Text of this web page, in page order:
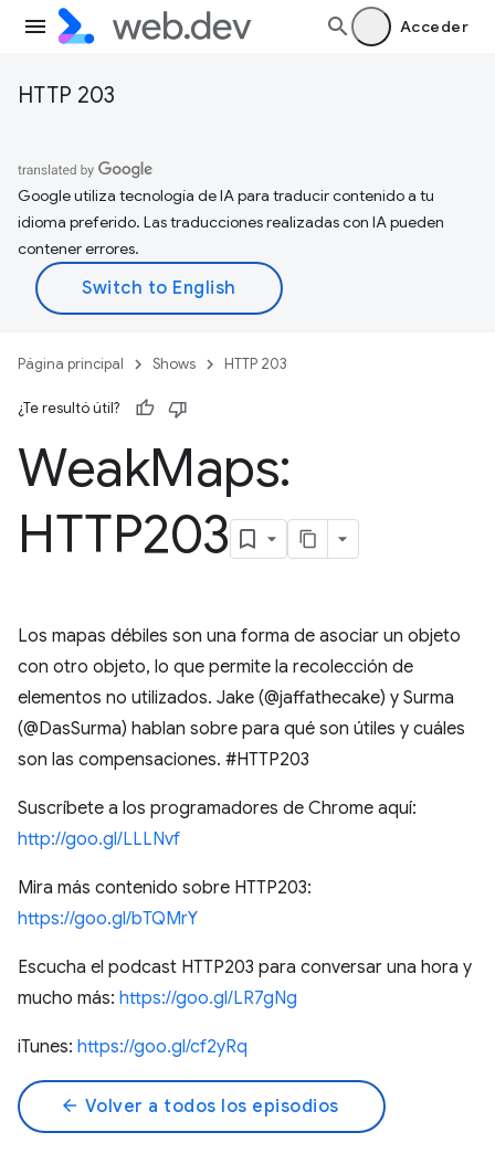
Acceder
HTTP 203
Google utiliza tecnología de IA para traducir contenido a tu
idioma preferido. Las traducciones realizadas con IA pueden
contener errores.
Página principal Shows HTTP 203
¿Te resultó útil?
WeakMaps:
HTTP203
Los mapas débiles son una forma de asociar un objeto
con otro objeto, lo que permite la recolección de
elementos no utilizados. Jake (@jaffathecake) y Surma
(@DasSurma) hablan sobre para qué son útiles y cuáles
son las compensaciones. #HTTP203
Suscríbete a los programadores de Chrome aquí:
http://goo.gl/LLLNvf
Mira más contenido sobre HTTP203:
https://goo.gl/bTQMrY
Escucha el podcast HTTP203 para conversar una hora y
mucho más: https://goo.gl/LR7gNg
iTunes: https://goo.gl/cf2yRq
arrow_back Volver a todos los episodios